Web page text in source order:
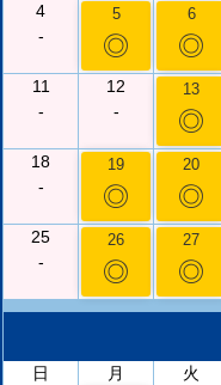
4
-
5
◎
6
◎
11
-
12
-
13
◎
18
-
19
◎
20
◎
25
-
26
◎
27
◎
日
月 火